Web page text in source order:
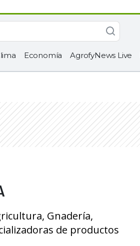
Economía AgrofyNews Live
Gnadería,
de productos